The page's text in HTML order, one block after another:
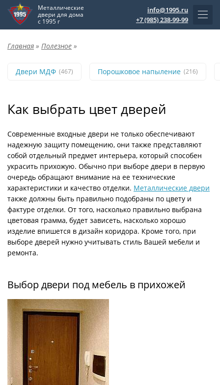
Металлические
двери для дома
с 1995 г
info@1995.ru
+7 (985) 238-99-99
Главная » Полезное »
Двери МДФ (467) Порошковое напыление (216)
Как выбрать цвет дверей
Современные входные двери не только обеспечивают
надежную защиту помещению, они также представляют
собой отдельный предмет интерьера, который способен
украсить прихожую. Обычно при выборе двери в первую
очередь обращают внимание на ее технические
характеристики и качество отделки. Металлические двери
также должны быть правильно подобраны по цвету и
фактуре отделки. От того, насколько правильно выбрана
цветовая грамма, будет зависеть, насколько хорошо
изделие впишется в дизайн коридора. Кроме того, при
выборе дверей нужно учитывать стиль Вашей мебели и
ремонта.
Выбор двери под мебель в прихожей